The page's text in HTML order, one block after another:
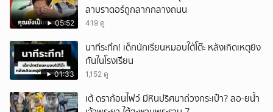
05:52
ลาบราดอร์ถูกลากกลางถนน
419 ดู
01:33
นาทีระทึก! เด็กนักเรียนหมอบใต้โต๊ะ หลังเกิดเหตุยิง
กันในโรงเรียน
1,152 ดู
เต้ ดราก้อนไฟว์ มีหินปริศนาถ่วงกระเป๋า? ลอ-ยน้ำ